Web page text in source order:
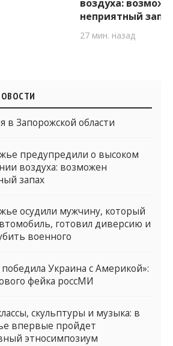
воздуха:
неприятный
27 мин. назад
в Запорожской области
предупредили о высоком
воздуха: возможен
запах
осудили мужчину, который
готовил диверсию и
военного
Украина с Америкой»:
фейка россМИ
скульптуры и музыка: в
впервые пройдет
этносимпозиум